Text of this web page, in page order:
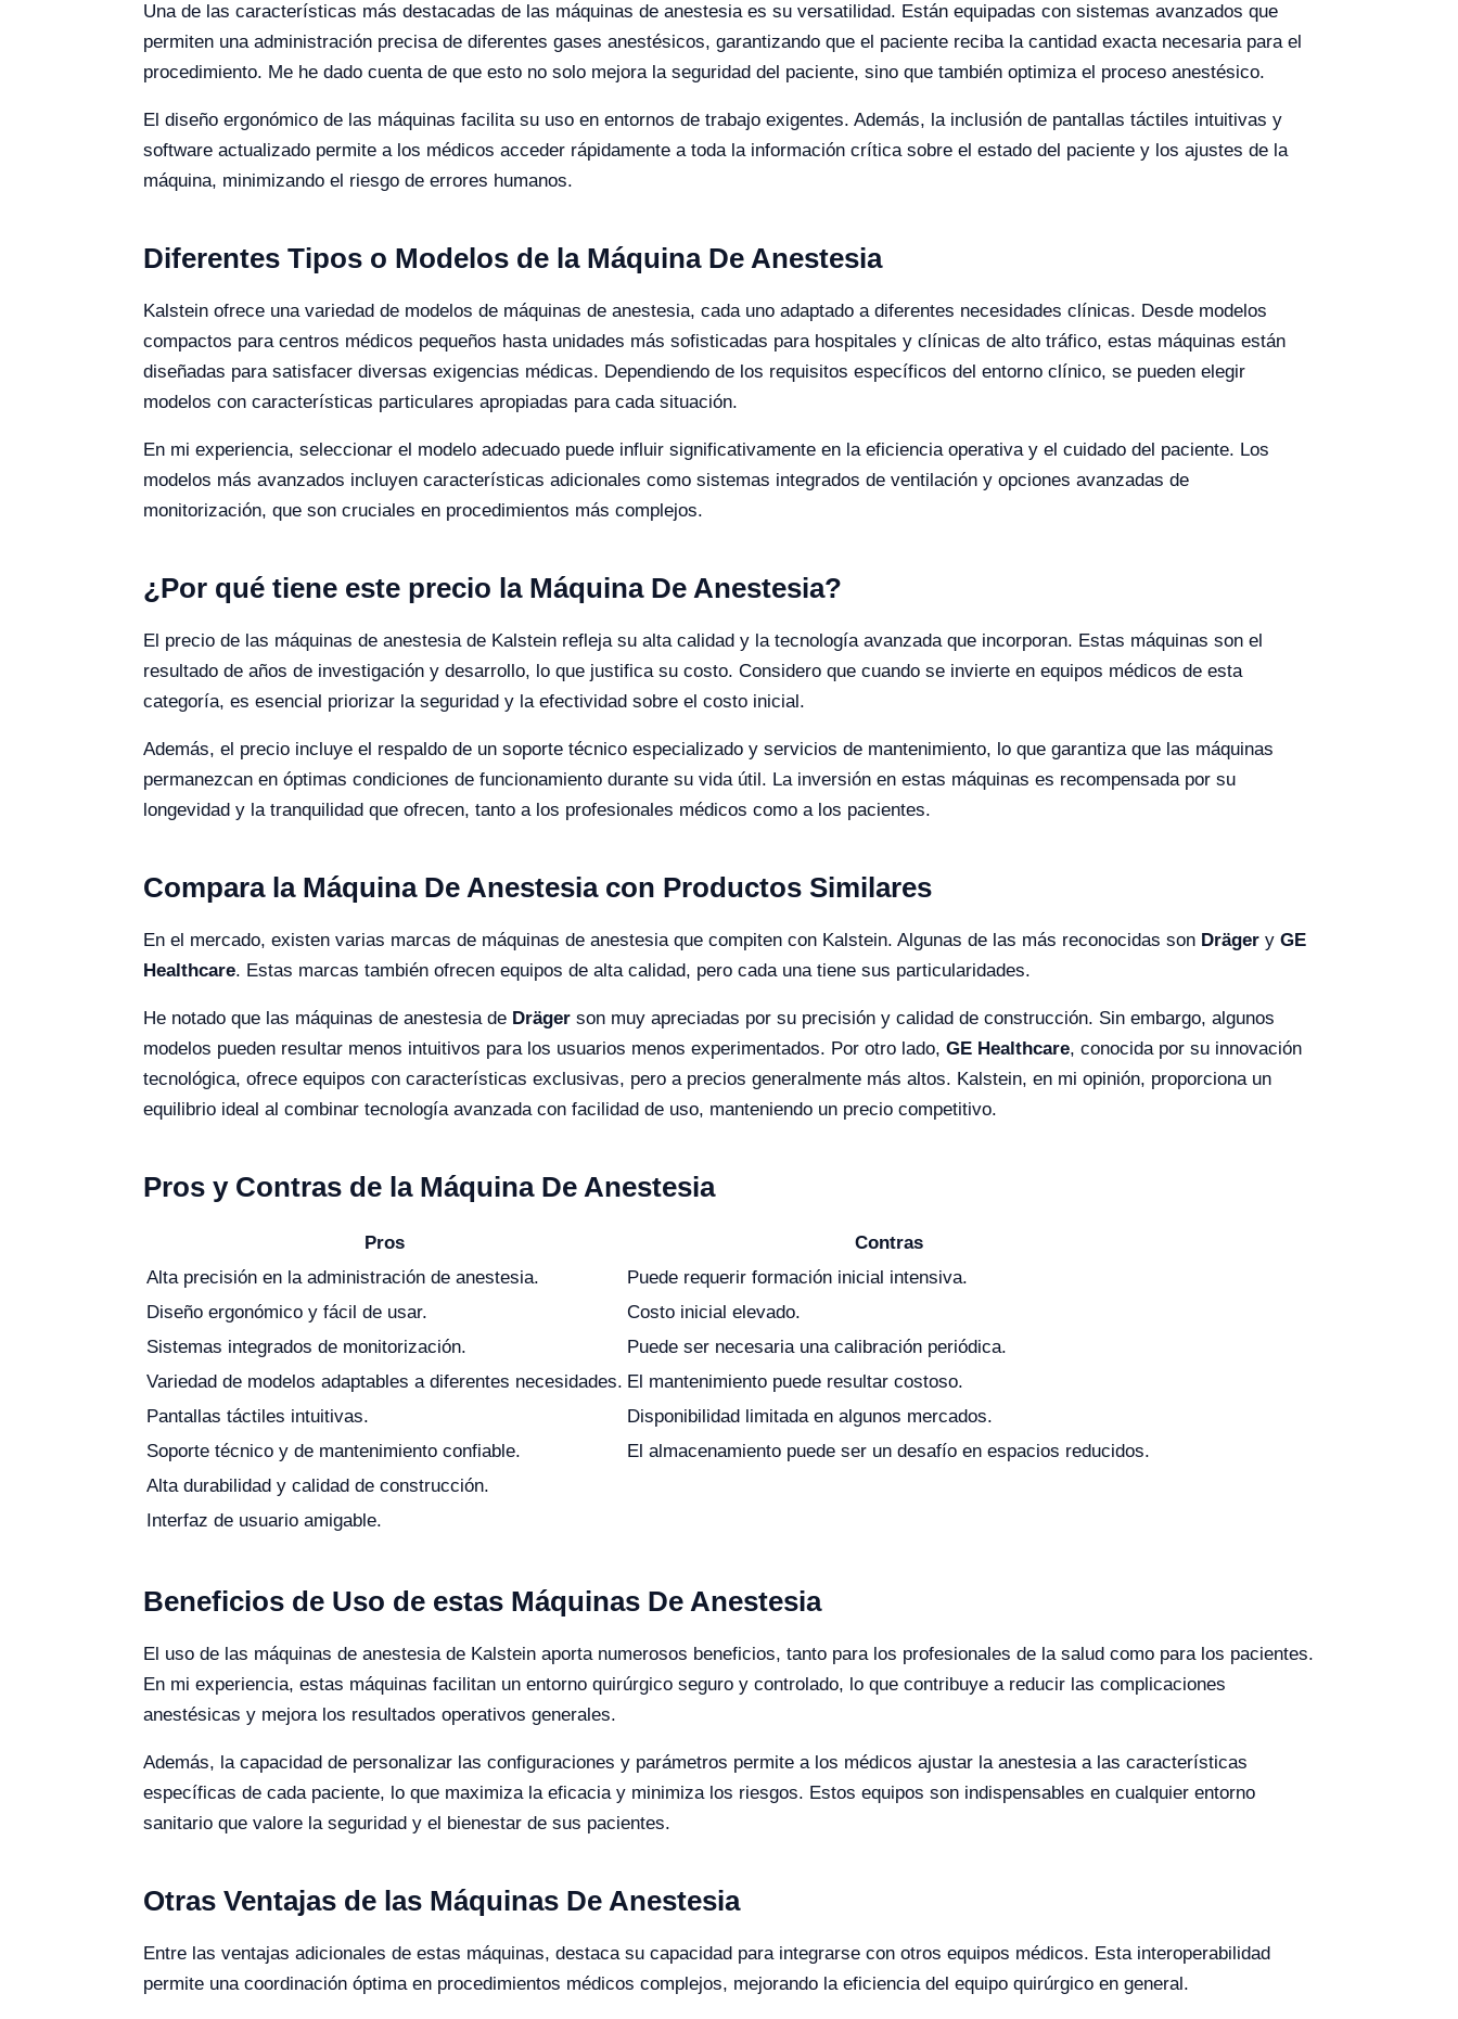
Una de las características más destacadas de las máquinas de anestesia es su versatilidad. Están equipadas con sistemas avanzados que
permiten una administración precisa de diferentes gases anestésicos, garantizando que el paciente reciba la cantidad exacta necesaria para el
procedimiento. Me he dado cuenta de que esto no solo mejora la seguridad del paciente, sino que también optimiza el proceso anestésico.
El diseño ergonómico de las máquinas facilita su uso en entornos de trabajo exigentes. Además, la inclusión de pantallas táctiles intuitivas y
software actualizado permite a los médicos acceder rápidamente a toda la información crítica sobre el estado del paciente y los ajustes de la
máquina, minimizando el riesgo de errores humanos.
Diferentes Tipos o Modelos de la Máquina De Anestesia
Kalstein ofrece una variedad de modelos de máquinas de anestesia, cada uno adaptado a diferentes necesidades clínicas. Desde modelos
compactos para centros médicos pequeños hasta unidades más sofisticadas para hospitales y clínicas de alto tráfico, estas máquinas están
diseñadas para satisfacer diversas exigencias médicas. Dependiendo de los requisitos específicos del entorno clínico, se pueden elegir
modelos con características particulares apropiadas para cada situación.
En mi experiencia, seleccionar el modelo adecuado puede influir significativamente en la eficiencia operativa y el cuidado del paciente. Los
modelos más avanzados incluyen características adicionales como sistemas integrados de ventilación y opciones avanzadas de
monitorización, que son cruciales en procedimientos más complejos.
¿Por qué tiene este precio la Máquina De Anestesia?
El precio de las máquinas de anestesia de Kalstein refleja su alta calidad y la tecnología avanzada que incorporan. Estas máquinas son el
resultado de años de investigación y desarrollo, lo que justifica su costo. Considero que cuando se invierte en equipos médicos de esta
categoría, es esencial priorizar la seguridad y la efectividad sobre el costo inicial.
Además, el precio incluye el respaldo de un soporte técnico especializado y servicios de mantenimiento, lo que garantiza que las máquinas
permanezcan en óptimas condiciones de funcionamiento durante su vida útil. La inversión en estas máquinas es recompensada por su
longevidad y la tranquilidad que ofrecen, tanto a los profesionales médicos como a los pacientes.
Compara la Máquina De Anestesia con Productos Similares
En el mercado, existen varias marcas de máquinas de anestesia que compiten con Kalstein. Algunas de las más reconocidas son Dräger y GE
Healthcare. Estas marcas también ofrecen equipos de alta calidad, pero cada una tiene sus particularidades.
He notado que las máquinas de anestesia de Dräger son muy apreciadas por su precisión y calidad de construcción. Sin embargo, algunos
modelos pueden resultar menos intuitivos para los usuarios menos experimentados. Por otro lado, GE Healthcare, conocida por su innovación
tecnológica, ofrece equipos con características exclusivas, pero a precios generalmente más altos. Kalstein, en mi opinión, proporciona un
equilibrio ideal al combinar tecnología avanzada con facilidad de uso, manteniendo un precio competitivo.
Pros y Contras de la Máquina De Anestesia
Pros
Contras
Alta precisión en la administración de anestesia.
Puede requerir formación inicial intensiva.
Diseño ergonómico y fácil de usar.
Costo inicial elevado.
Sistemas integrados de monitorización.
Puede ser necesaria una calibración periódica.
Variedad de modelos adaptables a diferentes necesidades. El mantenimiento puede resultar costoso.
Pantallas táctiles intuitivas.
Disponibilidad limitada en algunos mercados.
Soporte técnico y de mantenimiento confiable.
El almacenamiento puede ser un desafío en espacios reducidos.
Alta durabilidad y calidad de construcción.
Interfaz de usuario amigable.
Beneficios de Uso de estas Máquinas De Anestesia
El uso de las máquinas de anestesia de Kalstein aporta numerosos beneficios, tanto para los profesionales de la salud como para los pacientes.
En mi experiencia, estas máquinas facilitan un entorno quirúrgico seguro y controlado, lo que contribuye a reducir las complicaciones
anestésicas y mejora los resultados operativos generales.
Además, la capacidad de personalizar las configuraciones y parámetros permite a los médicos ajustar la anestesia a las características
específicas de cada paciente, lo que maximiza la eficacia y minimiza los riesgos. Estos equipos son indispensables en cualquier entorno
sanitario que valore la seguridad y el bienestar de sus pacientes.
Otras Ventajas de las Máquinas De Anestesia
Entre las ventajas adicionales de estas máquinas, destaca su capacidad para integrarse con otros equipos médicos. Esta interoperabilidad
permite una coordinación óptima en procedimientos médicos complejos, mejorando la eficiencia del equipo quirúrgico en general.